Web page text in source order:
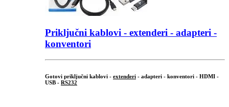
Priključni kablovi - extenderi - adapteri -
konventori
Gotovi priključni kablovi - extenderi - adapteri - konventori - HDMI -
USB - RS232